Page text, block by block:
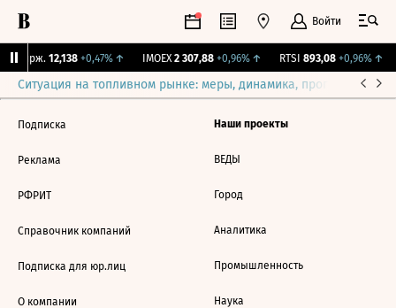
Войти
Бирж. 12,138 +0,47%↑ IMOEX 2 307,88 +0,96%↑ RTSI 893,08 +0,96%↑
Ситуация на топливном рынке: меры, динамика, прогнозы
Подписка
Реклама
РФРИТ
Справочник компаний
Подписка для юр.лиц
О компании
Наши проекты
ВЕДЫ
Город
Аналитика
Промышленность
Наука